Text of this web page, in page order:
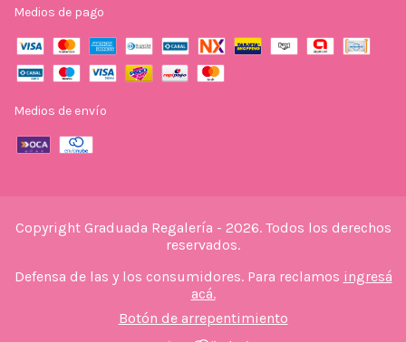
Medios de pago
Medios de envío
Copyright Graduada Regalería - 2026. Todos los derechos
reservados.
Defensa de las y los consumidores. Para reclamos ingresá
acá.
Botón de arrepentimiento